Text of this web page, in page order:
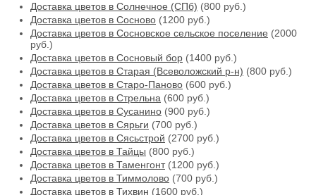
Доставка цветов в Солнечное (СПб) (800 руб.)
Доставка цветов в Сосново (1200 руб.)
Доставка цветов в Сосновское сельское поселение (2000
руб.)
Доставка цветов в Сосновый бор (1400 руб.)
Доставка цветов в Старая (Всеволожский р-н) (800 руб.)
Доставка цветов в Старо-Паново (600 руб.)
Доставка цветов в Стрельна (600 руб.)
Доставка цветов в Сусанино (900 руб.)
Доставка цветов в Сярьги (700 руб.)
Доставка цветов в Сясьстрой (2700 руб.)
Доставка цветов в Тайцы (800 руб.)
Доставка цветов в Таменгонт(1200 руб.)
Доставка цветов в Тиммолово (700 руб.)
Доставка цветов в Тихвин (1600 руб.)